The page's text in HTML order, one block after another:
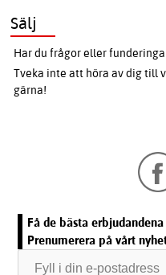
Sälj
Har du frågor eller
Tveka inte att höra av dig till
gärna!
Få de bästa
Prenumerera på vårt